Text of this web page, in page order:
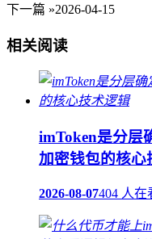
下一篇 »2026-04-15
相关阅读
imToken是分层
加密钱包的核心
2026-08-07404 人在